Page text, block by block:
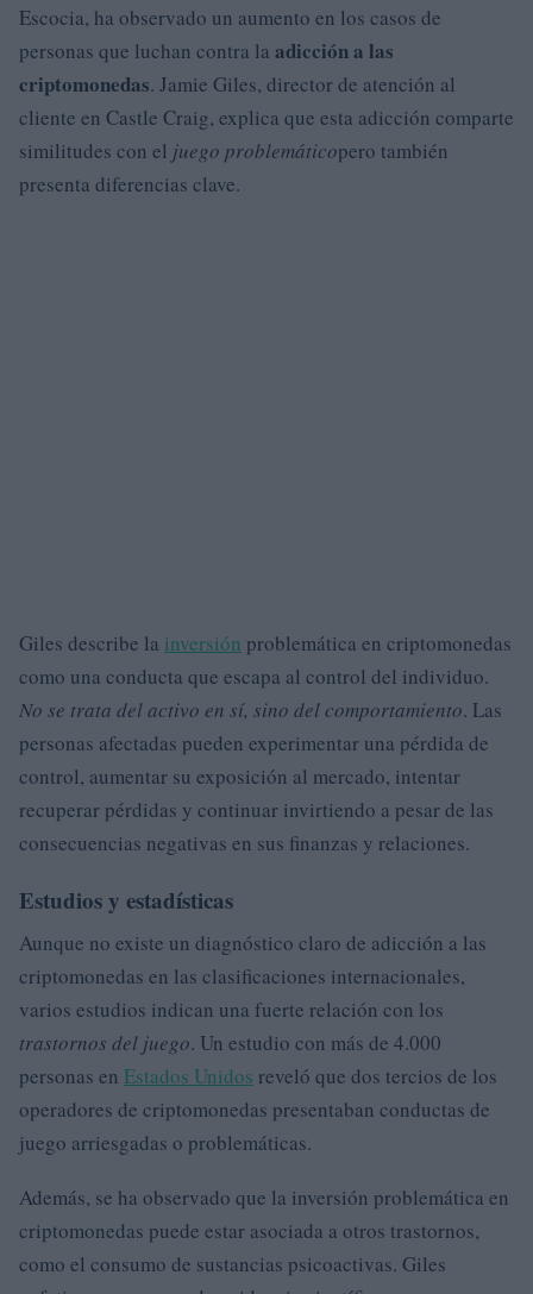
Escocia, ha observado un aumento en los casos de
personas que luchan contra la adicción a las
criptomonedas. Jamie Giles, director de atención al
cliente en Castle Craig, explica que esta adicción comparte
similitudes con el juego problemáticopero también
presenta diferencias clave.
Giles describe la inversión problemática en criptomonedas
como una conducta que escapa al control del individuo.
No se trata del activo en sí, sino del comportamiento. Las
personas afectadas pueden experimentar una pérdida de
control, aumentar su exposición al mercado, intentar
recuperar pérdidas y continuar invirtiendo a pesar de las
consecuencias negativas en sus finanzas y relaciones.
Estudios y estadísticas
Aunque no existe un diagnóstico claro de adicción a las
criptomonedas en las clasificaciones internacionales,
varios estudios indican una fuerte relación con los
trastornos del juego. Un estudio con más de 4.000
personas en Estados Unidos reveló que dos tercios de los
operadores de criptomonedas presentaban conductas de
juego arriesgadas o problemáticas.
Además, se ha observado que la inversión problemática en
criptomonedas puede estar asociada a otros trastornos,
como el consumo de sustancias psicoactivas. Giles